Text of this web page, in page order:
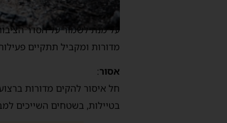
על מנת לשמור על הסדר
מדורות ומקביל תתקיים
אסור:
בטיילות, בשטחים השייכים